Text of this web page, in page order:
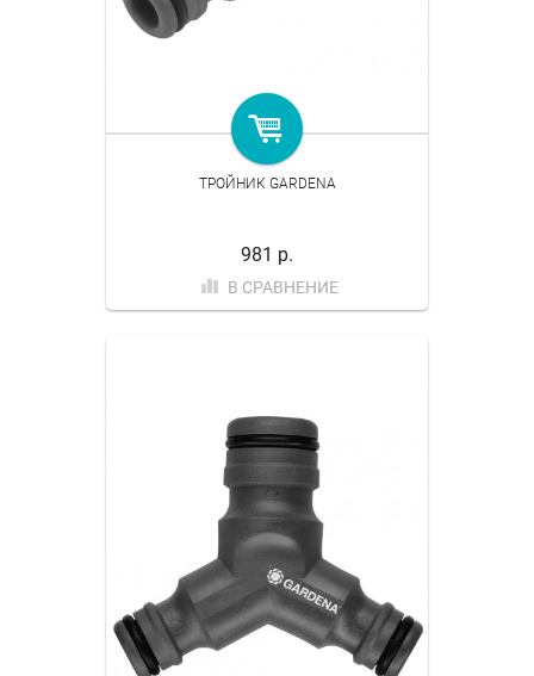
ТРОЙНИК GARDENA
981 р.
В СРАВНЕНИЕ